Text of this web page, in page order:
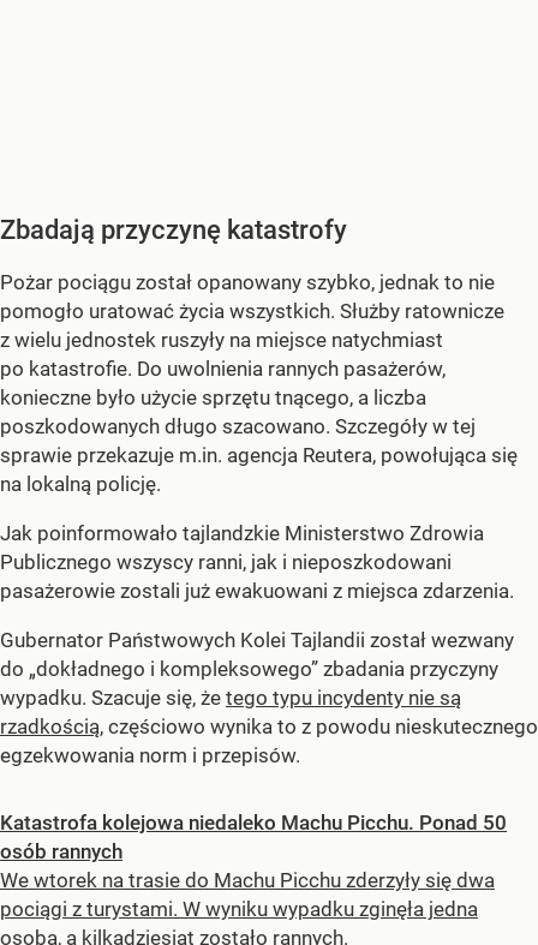
Zbadają przyczynę katastrofy
Pożar pociągu został opanowany szybko, jednak to nie
pomogło uratować życia wszystkich. Służby ratownicze
z wielu jednostek ruszyły na miejsce natychmiast
po katastrofie. Do uwolnienia rannych pasażerów,
konieczne było użycie sprzętu tnącego, a liczba
poszkodowanych długo szacowano. Szczegóły w tej
sprawie przekazuje m.in. agencja Reutera, powołująca się
na lokalną policję.
Jak poinformowało tajlandzkie Ministerstwo Zdrowia
Publicznego wszyscy ranni, jak i nieposzkodowani
pasażerowie zostali już ewakuowani z miejsca zdarzenia.
Gubernator Państwowych Kolei Tajlandii został wezwany
do „dokładnego i kompleksowego” zbadania przyczyny
wypadku. Szacuje się, że tego typu incydenty nie są
rzadkością, częściowo wynika to z powodu nieskutecznego
egzekwowania norm i przepisów.
Katastrofa kolejowa niedaleko Machu Picchu. Ponad 50
osób rannych
We wtorek na trasie do Machu Picchu zderzyły się dwa
pociągi z turystami. W wyniku wypadku zginęła jedna
osoba, a kilkadziesiąt zostało rannych.